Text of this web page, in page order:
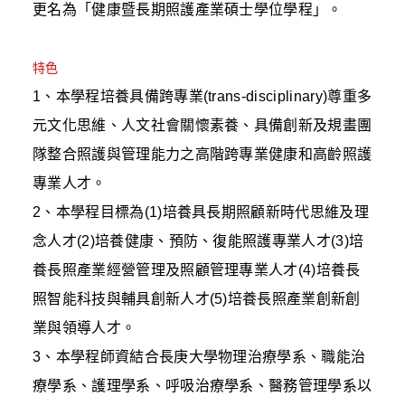
更名為「健康暨長期照護產業碩士學位學程」。
特色
1、本學程培養具備跨專業(trans-disciplinary)尊重多
元文化思維、人文社會關懷素養、具備創新及規畫團
隊整合照護與管理能力之高階跨專業健康和高齡照護
專業人才。
2、本學程目標為(1)培養具長期照顧新時代思維及理
念人才(2)培養健康、預防、復能照護專業人才(3)培
養長照產業經營管理及照顧管理專業人才(4)培養長
照智能科技與輔具創新人才(5)培養長照產業創新創
業與領導人才。
3、本學程師資結合長庚大學物理治療學系、職能治
療學系、護理學系、呼吸治療學系、醫務管理學系以